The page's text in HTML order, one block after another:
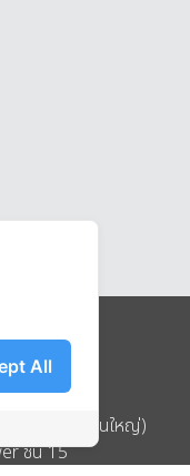
ำกัด (สำนักงานใหญ่)
ชั้น 15
All